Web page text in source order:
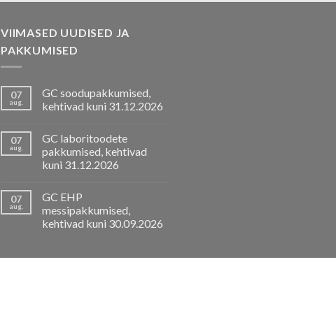
VIIMASED UUDISED JA
PAKKUMISED
07
aug.
GC soodupakkumised,
kehtivad kuni 31.12.2026
07
aug.
GC laboritoodete
pakkumised, kehtivad
kuni 31.12.2026
07
aug.
GC EHP
messipakkumised,
kehtivad kuni 30.09.2026